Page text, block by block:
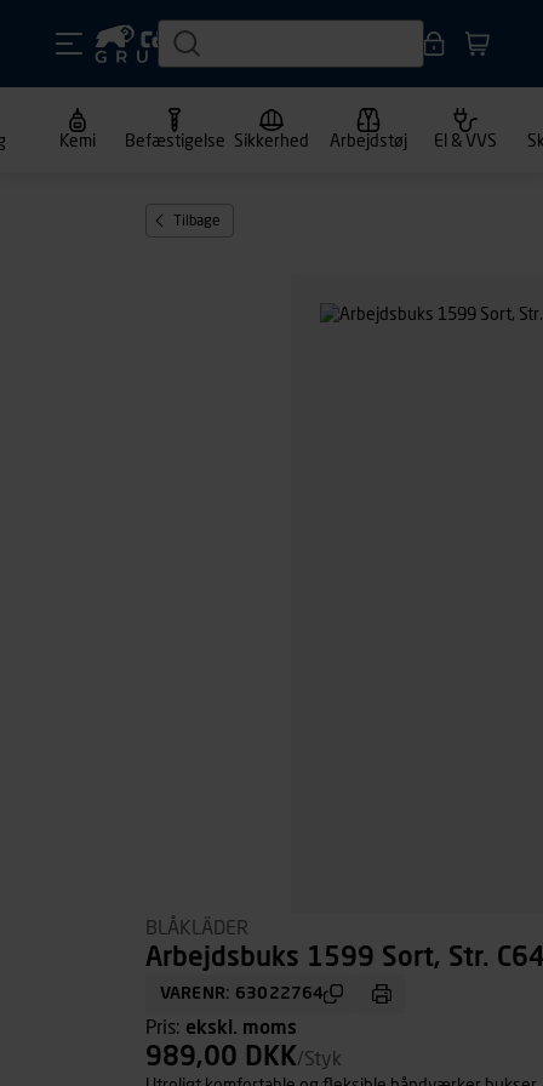
Kemi Befæstigelse Sikkerhed Arbejdstøj El & VVS
Tilbage
BLÅKLÄDER
Arbejdsbuks 1599 Sort, Str.
VARENR: 63022764
Pris: ekskl. moms
989,00 DKK/Styk